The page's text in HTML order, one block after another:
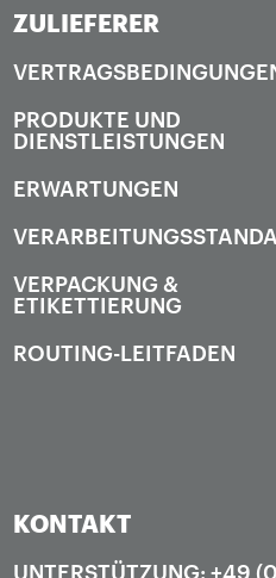
ZULIEFERER
PRODUKTE UND
DIENSTLEISTUNGEN
ERWARTUNGEN
VERPACKUNG &
ETIKETTIERUNG
ROUTING-LEITFADEN
KONTAKT
UNTERSTÜTZUNG: +49